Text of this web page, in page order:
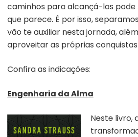
caminhos para alcançá-las pode
que parece. É por isso,
vão te auxiliar nesta jornada,
aproveitar as próprias conquistas.
Confira as indicações:
Engenharia da Alma
Neste livro,